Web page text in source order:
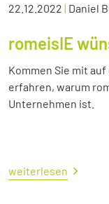
22.12.2022 | Daniel
romeisIE
Kommen Sie mit
erfahren, warum
Unternehmen ist.
weiterlesen